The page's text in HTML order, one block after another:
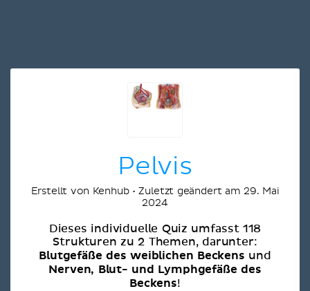
Pelvis
Erstellt von Kenhub • Zuletzt geändert am 29. Mai
2024
Dieses individuelle Quiz umfasst 118
Strukturen zu 2 Themen, darunter:
Blutgefäße des weiblichen Beckens und
Nerven, Blut- und Lymphgefäße des
Beckens!